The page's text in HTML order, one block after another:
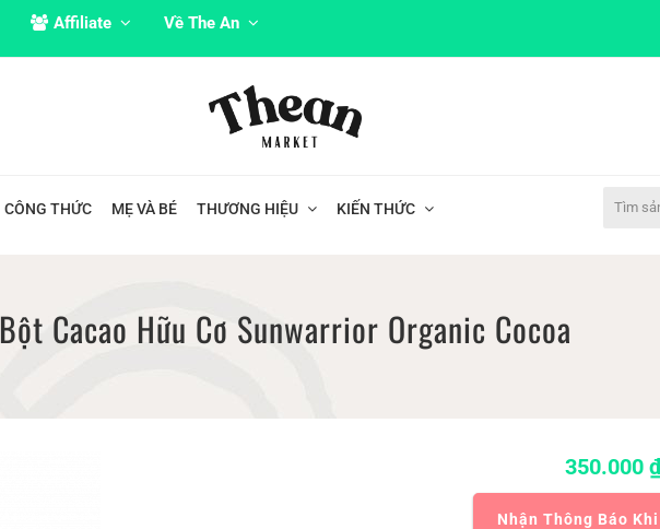
Affiliate Về The An
CÔNG THỨC MẸ VÀ BÉ THƯƠNG HIỆU KIẾN THỨC
Bột Cacao Hữu Cơ Sunwarrior Organic Cocoa
350.000
Nhận Thông Báo